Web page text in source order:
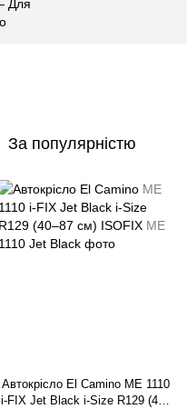
За популярністю
Автокрісло El Camino ME 1110
i-FIX Jet Black i-Size R129 (40–